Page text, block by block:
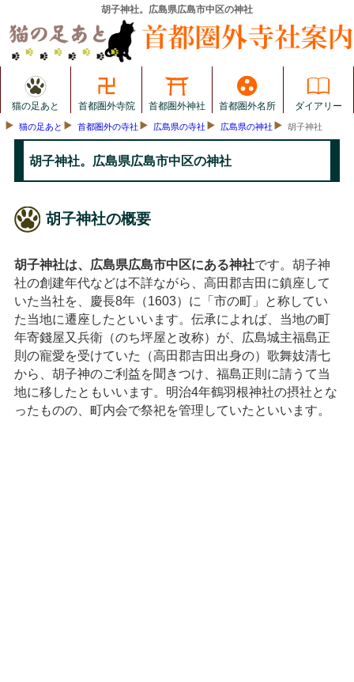
胡子神社。広島県広島市中区の神社
猫の足あと 首都圏外寺院 首都圏外神社 首都圏外名所 ダイアリー
猫の足あと 首都圏外の寺社 広島県の寺社 広島県の神社 胡子神社
胡子神社。広島県広島市中区の神社
胡子神社の概要
胡子神社は、広島県広島市中区にある神社です。胡子神
社の創建年代などは不詳ながら、高田郡吉田に鎮座して
いた当社を、慶長8年（1603）に「市の町」と称してい
た当地に遷座したといいます。伝承によれば、当地の町
年寄錢屋又兵衛（のち坪屋と改称）が、広島城主福島正
則の寵愛を受けていた（高田郡吉田出身の）歌舞妓清七
から、胡子神のご利益を聞きつけ、福島正則に請うて当
地に移したともいいます。明治4年鶴羽根神社の摂社とな
ったものの、町内会で祭祀を管理していたといいます。